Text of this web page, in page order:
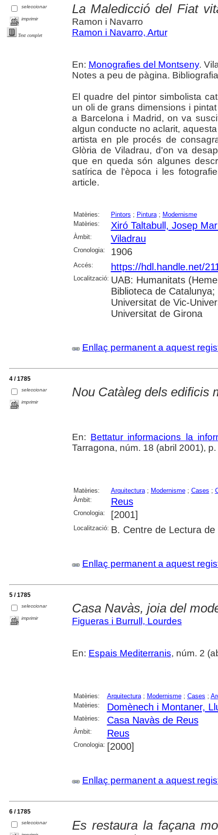
seleccionar
imprimir
Text complet
La Maledicció del Fiat
Ramon i Navarro
Ramon i Navarro, Artur
En: Monografies del Montseny.
Notes a peu de pàgina.
El quadre del pintor simbolista
un oli de grans dimensions i
a Barcelona i Madrid, on va
algun conducte no aclarit,
artista en ple procés de
Glòria de Viladrau, d'on va
que en queda són algunes
satírica de l'època i les
article.
Matèries: Pintors ; Pintura; Modernisme
Matèries:
Xiró Taltabull, Josep
Àmbit: Viladrau
Cronologia: 1906
Accés: https://hdl.handle.net/
Localització: UAB: Humanitats
Biblioteca de
Universitat de Vic-
Universitat de Girona
Enllaç permanent a aquest
4 / 1785
seleccionar
imprimir
Nou Catàleg dels edificis
En: Bettatur informacions la
Tarragona, núm. 18 (abril 2001), p.
Matèries: Arquitectura; Modernisme; Cases ;
Àmbit:
Reus
Cronologia: [2001]
Localització: B. Centre de Lectura de
Enllaç permanent a aquest
5 / 1785
seleccionar
imprimir
Casa Navàs, joia del
Figueras i Burrull, Lourdes
En: Espais Mediterranis, núm. 2
Matèries: Arquitectura; Modernisme; Cases ;
Matèries:
Domènech i Montaner,
Matèries: Casa Navàs de Reus
Àmbit: Reus
Cronologia: [2000]
Enllaç permanent a aquest
6 / 1785
seleccionar Es restaura la façana